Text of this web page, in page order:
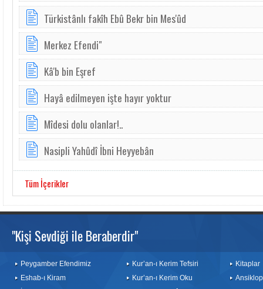
Türkistânlı fakîh Ebû Bekr bin Mes'ûd
Merkez Efendi"
Kâ'b bin Eşref
Hayâ edilmeyen işte hayır yoktur
Mîdesi dolu olanlar!..
Nasipli Yahûdî İbni Heyyebân
Tüm İçerikler
"Kişi Sevdiği ile Beraberdir"
Peygamber Efendimiz
Eshab-ı Kiram
Kur’an-ı Kerim Tefsiri
Kur’an-ı Kerim Oku
Kitaplar